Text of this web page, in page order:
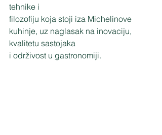
tehnike i
filozofiju koja stoji iza Michelinove
kuhinje, uz naglasak na inovaciju,
kvalitetu sastojaka
i održivost u gastronomiji.